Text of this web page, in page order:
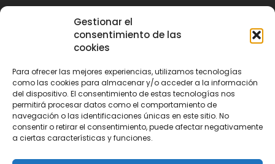
Gestionar el
consentimiento de las
cookies
Para ofrecer las mejores experiencias, utilizamos tecnologías
como las cookies para almacenar y/o acceder a la información
del dispositivo. El consentimiento de estas tecnologías nos
permitirá procesar datos como el comportamiento de
navegación o las identificaciones únicas en este sitio. No
consentir o retirar el consentimiento, puede afectar negativamente
a ciertas características y funciones.
Urbanismo y Vivienda
Medio Ambiente y Sanidad
Servicios Sociales
Seguridad Ciudadana
Actividad Económica y Consumo